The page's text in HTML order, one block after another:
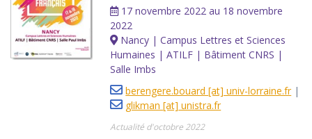
17 novembre 2022 au 18 novembre
2022
Nancy | Campus Lettres et Sciences
Humaines | ATILF | Bâtiment CNRS |
Salle Imbs
berengere.bouard [at] univ-lorraine.fr|
glikman [at] unistra.fr
Actualité d'octobre 2022